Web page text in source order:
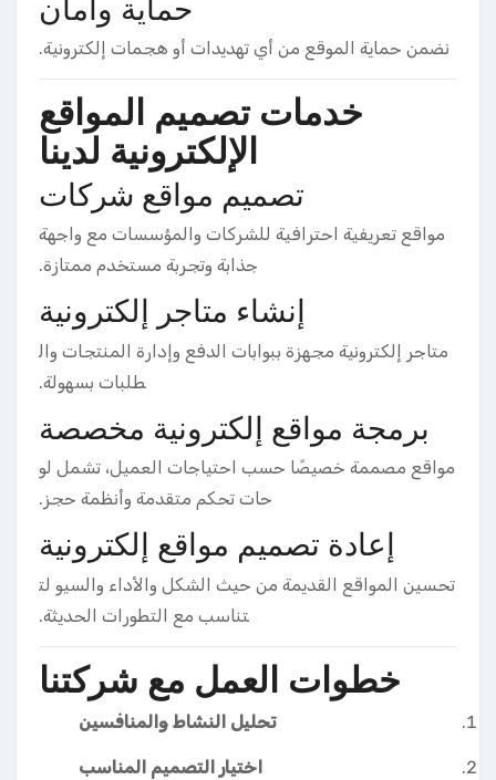
حماية وأمان
نضمن حماية الموقع من أي تهديدات أو هجمات إلكترونية.
خدمات تصميم المواقع
الإلكترونية لدينا
تصميم مواقع شركات
مواقع تعريفية احترافية للشركات والمؤسسات مع واجهة
جذابة وتجربة مستخدم ممتازة.
إنشاء متاجر إلكترونية
متاجر إلكترونية مجهزة ببوابات الدفع وإدارة المنتجات وال
طلبات بسهولة.
برمجة مواقع إلكترونية مخصصة
مواقع مصممة خصيصًا حسب احتياجات العميل، تشمل لو
حات تحكم متقدمة وأنظمة حجز.
إعادة تصميم مواقع إلكترونية
تحسين المواقع القديمة من حيث الشكل والأداء والسيو لت
تناسب مع التطورات الحديثة.
خطوات العمل مع شركتنا
تحليل النشاط والمنافسين
اختيار التصميم المناسب